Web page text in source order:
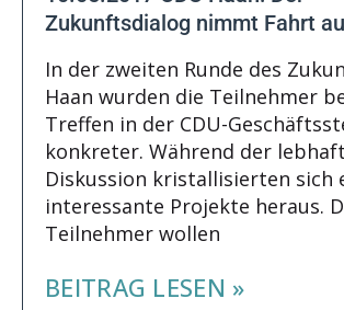
Zukunftsdialog nimmt Fahrt
In der zweiten Runde des
Haan wurden die Teilnehmer
Treffen in der CDU-
konkreter. Während der
Diskussion kristallisierten sich
interessante Projekte heraus.
Teilnehmer wollen
BEITRAG LESEN »